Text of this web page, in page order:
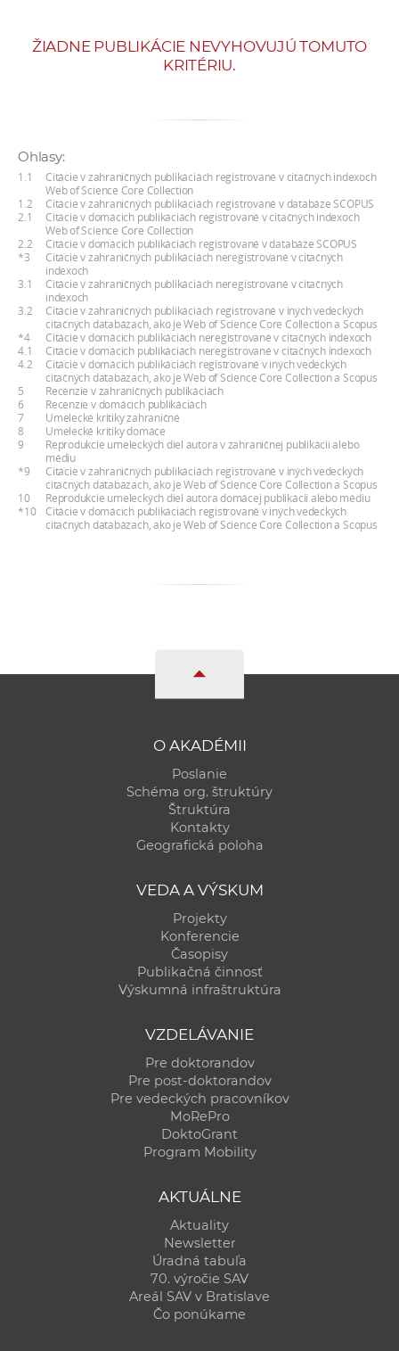
c
o
n
o
c
h
ŽIADNE PUBLIKÁCIE NEVYHOVUJÚ TOMUTO
KRITÉRIU.
Ohlasy:
1.1
Citácie v zahraničných publikáciách registrované v citačných indexoch
Web of Science Core Collection
1.2
Citácie v zahraničných publikáciách registrované v databáze SCOPUS
2.1
Citácie v domácich publikáciách registrované v citačných indexoch
Web of Science Core Collection
2.2
Citácie v domácich publikáciách registrované v databáze SCOPUS
*3
Citácie v zahraničných publikáciách neregistrované v citačných
indexoch
3.1
Citácie v zahraničných publikáciách neregistrované v citačných
indexoch
3.2
Citácie v zahraničných publikáciách registrované v iných vedeckých
citačných databázach, ako je Web of Science Core Collection a Scopus
*4
Citácie v domácich publikáciách neregistrované v citačných indexoch
4.1
Citácie v domácich publikáciách neregistrované v citačných indexoch
4.2
Citácie v domácich publikáciách registrované v iných vedeckých
citačných databázach, ako je Web of Science Core Collection a Scopus
5
Recenzie v zahraničných publikáciách
6
Recenzie v domácich publikáciách
7
Umelecké kritiky zahraničné
8
Umelecké kritiky domáce
9
Reprodukcie umeleckých diel autora v zahraničnej publikácii alebo
médiu
*9
Citácie v zahraničných publikáciách registrované v iných vedeckých
citačných databázach, ako je Web of Science Core Collection a Scopus
10
Reprodukcie umeleckých diel autora domácej publikácii alebo médiu
*10
Citácie v domácich publikáciách registrované v iných vedeckých
citačných databázach, ako je Web of Science Core Collection a Scopus
O AKADÉMII
Poslanie
Schéma org. štruktúry
Štruktúra
Kontakty
Geografická poloha
VEDA A VÝSKUM
Projekty
Konferencie
Časopisy
Publikačná činnosť
Výskumná infraštruktúra
VZDELÁVANIE
Pre doktorandov
Pre post-doktorandov
Pre vedeckých pracovníkov
MoRePro
DoktoGrant
Program Mobility
AKTUÁLNE
Aktuality
Newsletter
Úradná tabuľa
70. výročie SAV
Areál SAV v Bratislave
Čo ponúkame